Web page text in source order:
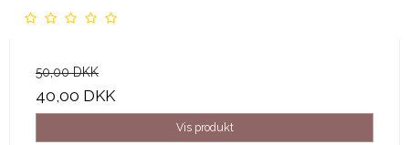
50,00 DKK
40,00 DKK
Vis produkt